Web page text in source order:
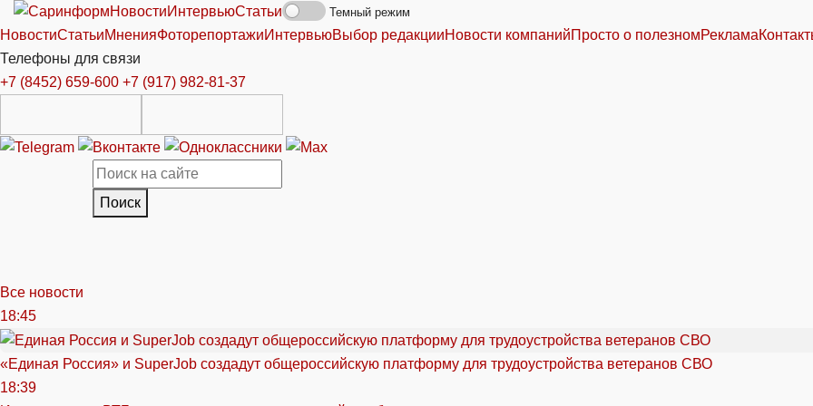
НовостиИнтервьюСтатьи Темный режим
НовостиСтатьиМненияФоторепортажиИнтервьюВыбор редакцииНовости компанийПросто о полезномРеклама
Телефоны для связи
+7 (8452) 659-600 +7 (917) 982-81-37
Поиск
Все новости
18:45
«Единая Россия» и SuperJob создадут общероссийскую платформу для трудоустройства ветеранов СВО
18:39